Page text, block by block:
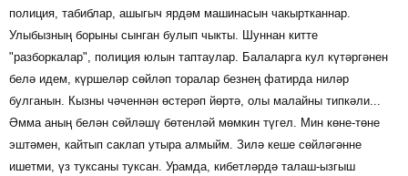
полиция, табиблар, ашыгыч ярдәм машинасын чакыртканнар.
Улыбызның борыны сынган булып чыкты. Шуннан китте
"разборкалар", полиция юлын таптаулар. Балаларга кул күтәргәнен
белә идем, күршеләр сөйләп торалар безнең фатирда ниләр
булганын. Кызны чәченнән өстерәп йөртә, олы малайны типкәли...
Әмма аның белән сөйләшү бөтенләй мөмкин түгел. Мин көне-төне
эштәмен, кайтып саклап утыра алмыйм. Зилә кеше сөйләгәнне
ишетми, үз туксаны туксан. Урамда, кибетләрдә талаш-ызгыш